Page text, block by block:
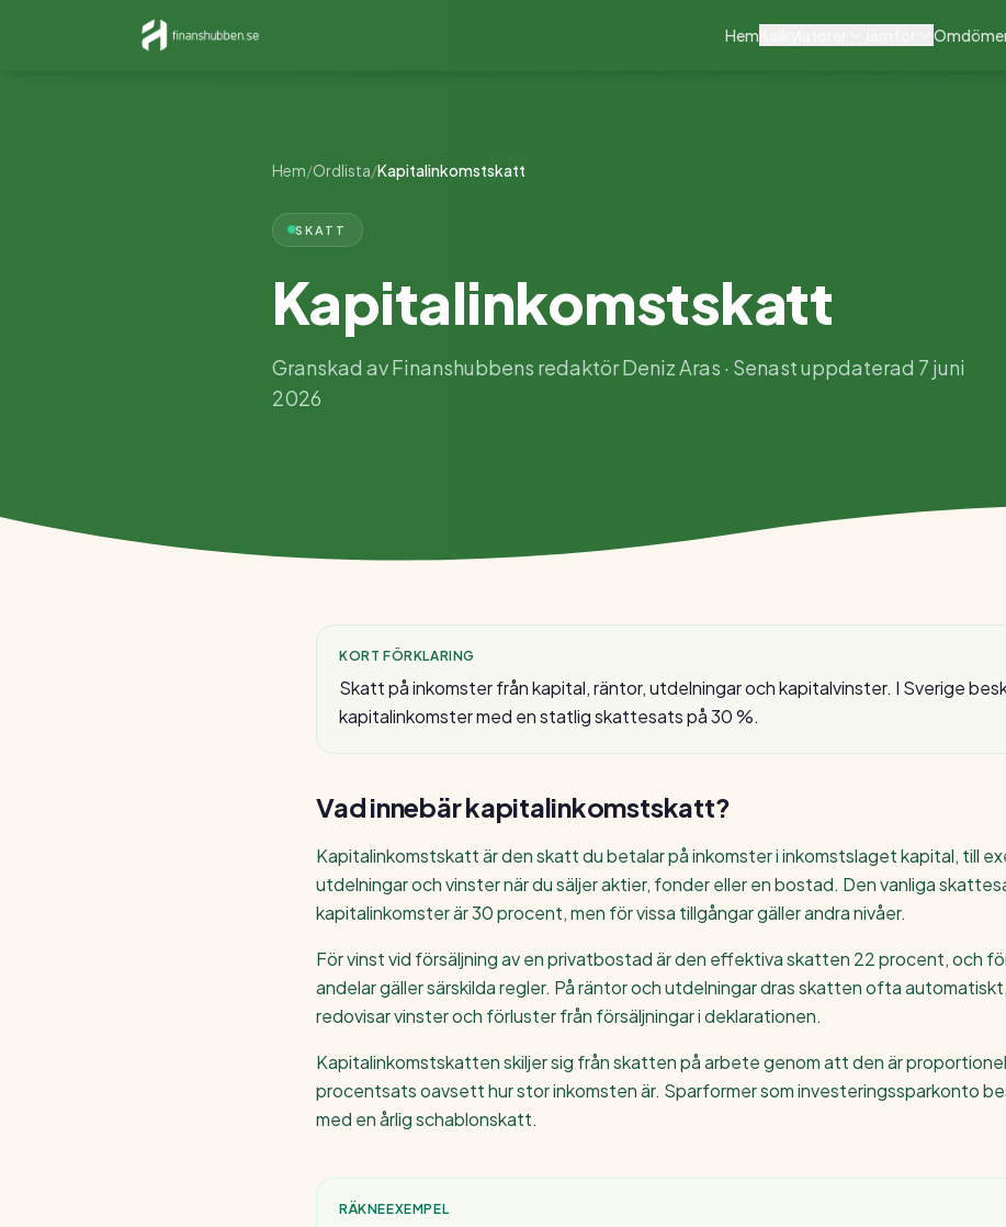
Hem
Hem/Ordlista/Kapitalinkomstskatt
SKATT
Kapitalinkomstskatt
Granskad av Finanshubbens redaktör Deniz Aras · Senast uppdaterad 7 juni
2026
KORT FÖRKLARING
Skatt på inkomster från kapital, räntor, utdelningar och kapitalvinster. I Sverige
kapitalinkomster med en statlig skattesats på 30 %.
Vad innebärkapitalinkomstskatt?
Kapitalinkomstskatt är den skatt du betalar på inkomster i inkomstslaget kapital, till
utdelningar och vinster när du säljer aktier, fonder eller en bostad. Den vanliga
kapitalinkomster är 30 procent, men för vissa tillgångar gäller andra nivåer.
För vinst vid försäljning av en privatbostad är den effektiva skatten 22 procent, och
andelar gäller särskilda regler. På räntor och utdelningar dras skatten ofta
redovisar vinster och förluster från försäljningar i deklarationen.
Kapitalinkomstskatten skiljer sig från skatten på arbete genom att den är
procentsats oavsett hur stor inkomsten är. Sparformer som investeringssparkonto
med en årlig schablonskatt.
RÄKNEEXEMPEL